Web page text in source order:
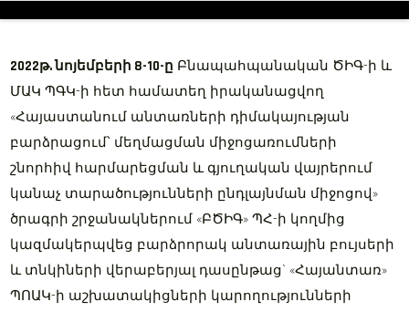
2022թ. նոյեմբերի 8-10-ը Բնապահպանական ԾԻԳ-ի և
ՄԱԿ ՊԳԿ-ի հետ համատեղ իրականացվող
«Հայաստանում անտառների դիմակայության
բարձրացում՝ մեղմացման միջոցառումների
շնորհիվ հարմարեցման և գյուղական վայրերում
կանաչ տարածությունների ընդլայնման միջոցով»
ծրագրի շրջանակներում «ԲԾԻԳ» ՊՀ-ի կողմից
կազմակերպվեց բարձրորակ անտառային բույսերի
և տնկիների վերաբերյալ դասընթաց` «Հայանտառ»
ՊՈԱԿ-ի աշխատակիցների կարողությունների